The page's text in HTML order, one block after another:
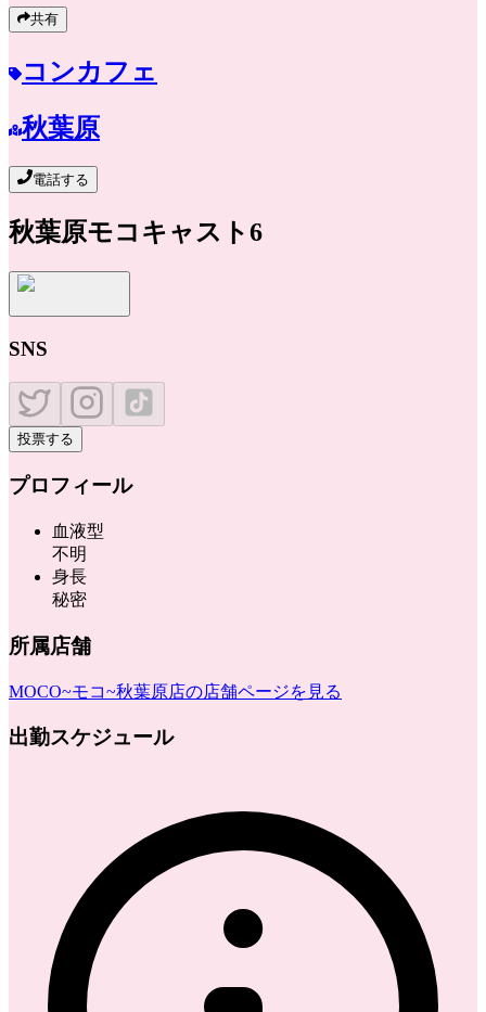
共有
コンカフェ
秋葉原
電話する
秋葉原モコキャスト6
SNS
投票する
プロフィール
血液型
不明
身長
秘密
所属店舗
MOCO~モコ~秋葉原店の店舗ページを見る
出勤スケジュール